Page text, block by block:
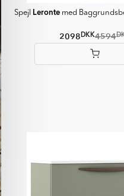
Spejl Leronte med
2098DKK4594